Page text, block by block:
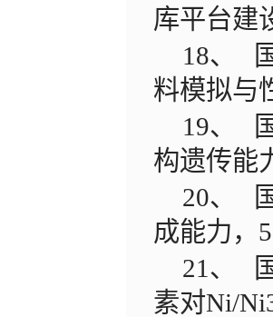
库平台建
18、
料模拟与
19、
构遗传能
20、
成能力，
21、
素对Ni/